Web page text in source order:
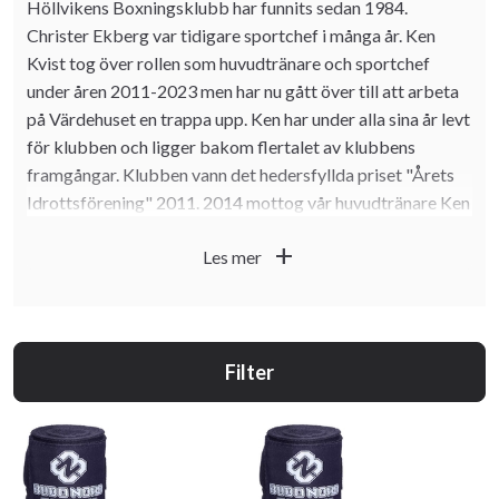
Höllvikens Boxningsklubb har funnits sedan 1984.
Christer Ekberg var tidigare sportchef i många år. Ken
Kvist tog över rollen som huvudtränare och sportchef
under åren 2011-2023 men har nu gått över till att arbeta
på Värdehuset en trappa upp. Ken har under alla sina år levt
för klubben och ligger bakom flertalet av klubbens
framgångar. Klubben vann det hedersfyllda priset "Årets
Idrottsförening" 2011. 2014 mottog vår huvudtränare Ken
"Årets föreningsledare". År 2019 tog Ken Kvist även emot
rådgivare till styrelse och den nya sportchefen. Ken håller
Vår nya sportchef sedan hösten 2023 är Lina Skoghagen.
Lina började sin resa i klubben 2011 som matchboxare.
Les mer add
Filter